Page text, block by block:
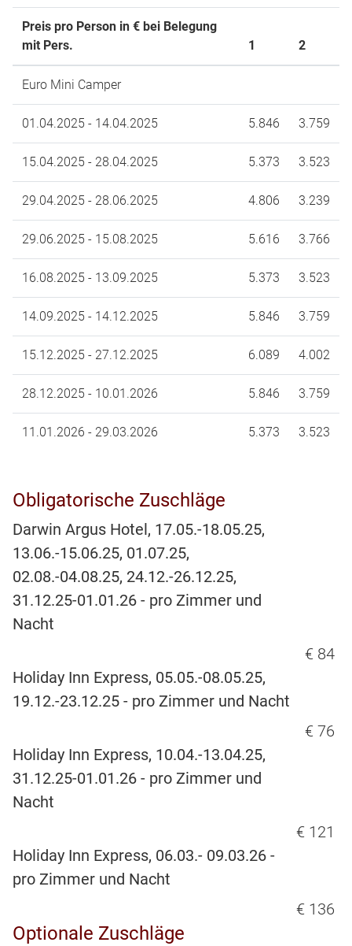
Preis pro Person in € bei Belegung
mit Pers.
1 2
Euro Mini Camper
01.04.2025 - 14.04.2025 5.846 3.759
15.04.2025 - 28.04.2025 5.373 3.523
29.04.2025 - 28.06.2025 4.806 3.239
29.06.2025 - 15.08.2025 5.616 3.766
16.08.2025 - 13.09.2025 5.373 3.523
14.09.2025 - 14.12.2025 5.846 3.759
15.12.2025 - 27.12.2025 6.089 4.002
28.12.2025 - 10.01.2026 5.846 3.759
11.01.2026 - 29.03.2026 5.373 3.523
Obligatorische Zuschläge
Darwin Argus Hotel, 17.05.-18.05.25,
13.06.-15.06.25, 01.07.25,
02.08.-04.08.25, 24.12.-26.12.25,
31.12.25-01.01.26 - pro Zimmer und
Nacht
€ 84
Holiday Inn Express, 05.05.-08.05.25,
19.12.-23.12.25 - pro Zimmer und Nacht
€ 76
Holiday Inn Express, 10.04.-13.04.25,
31.12.25-01.01.26 - pro Zimmer und
Nacht
€ 121
Holiday Inn Express, 06.03.- 09.03.26 -
pro Zimmer und Nacht
€ 136
Optionale Zuschläge